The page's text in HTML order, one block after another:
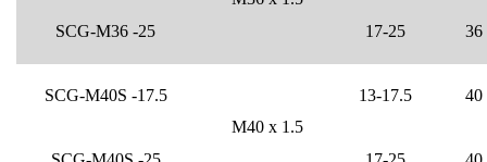
SCG-M36 -25 17-25 36
SCG-M40S -17.5
M40 x 1.5
13-17.5 40